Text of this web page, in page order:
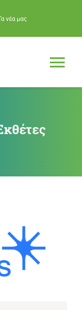
νέα μας